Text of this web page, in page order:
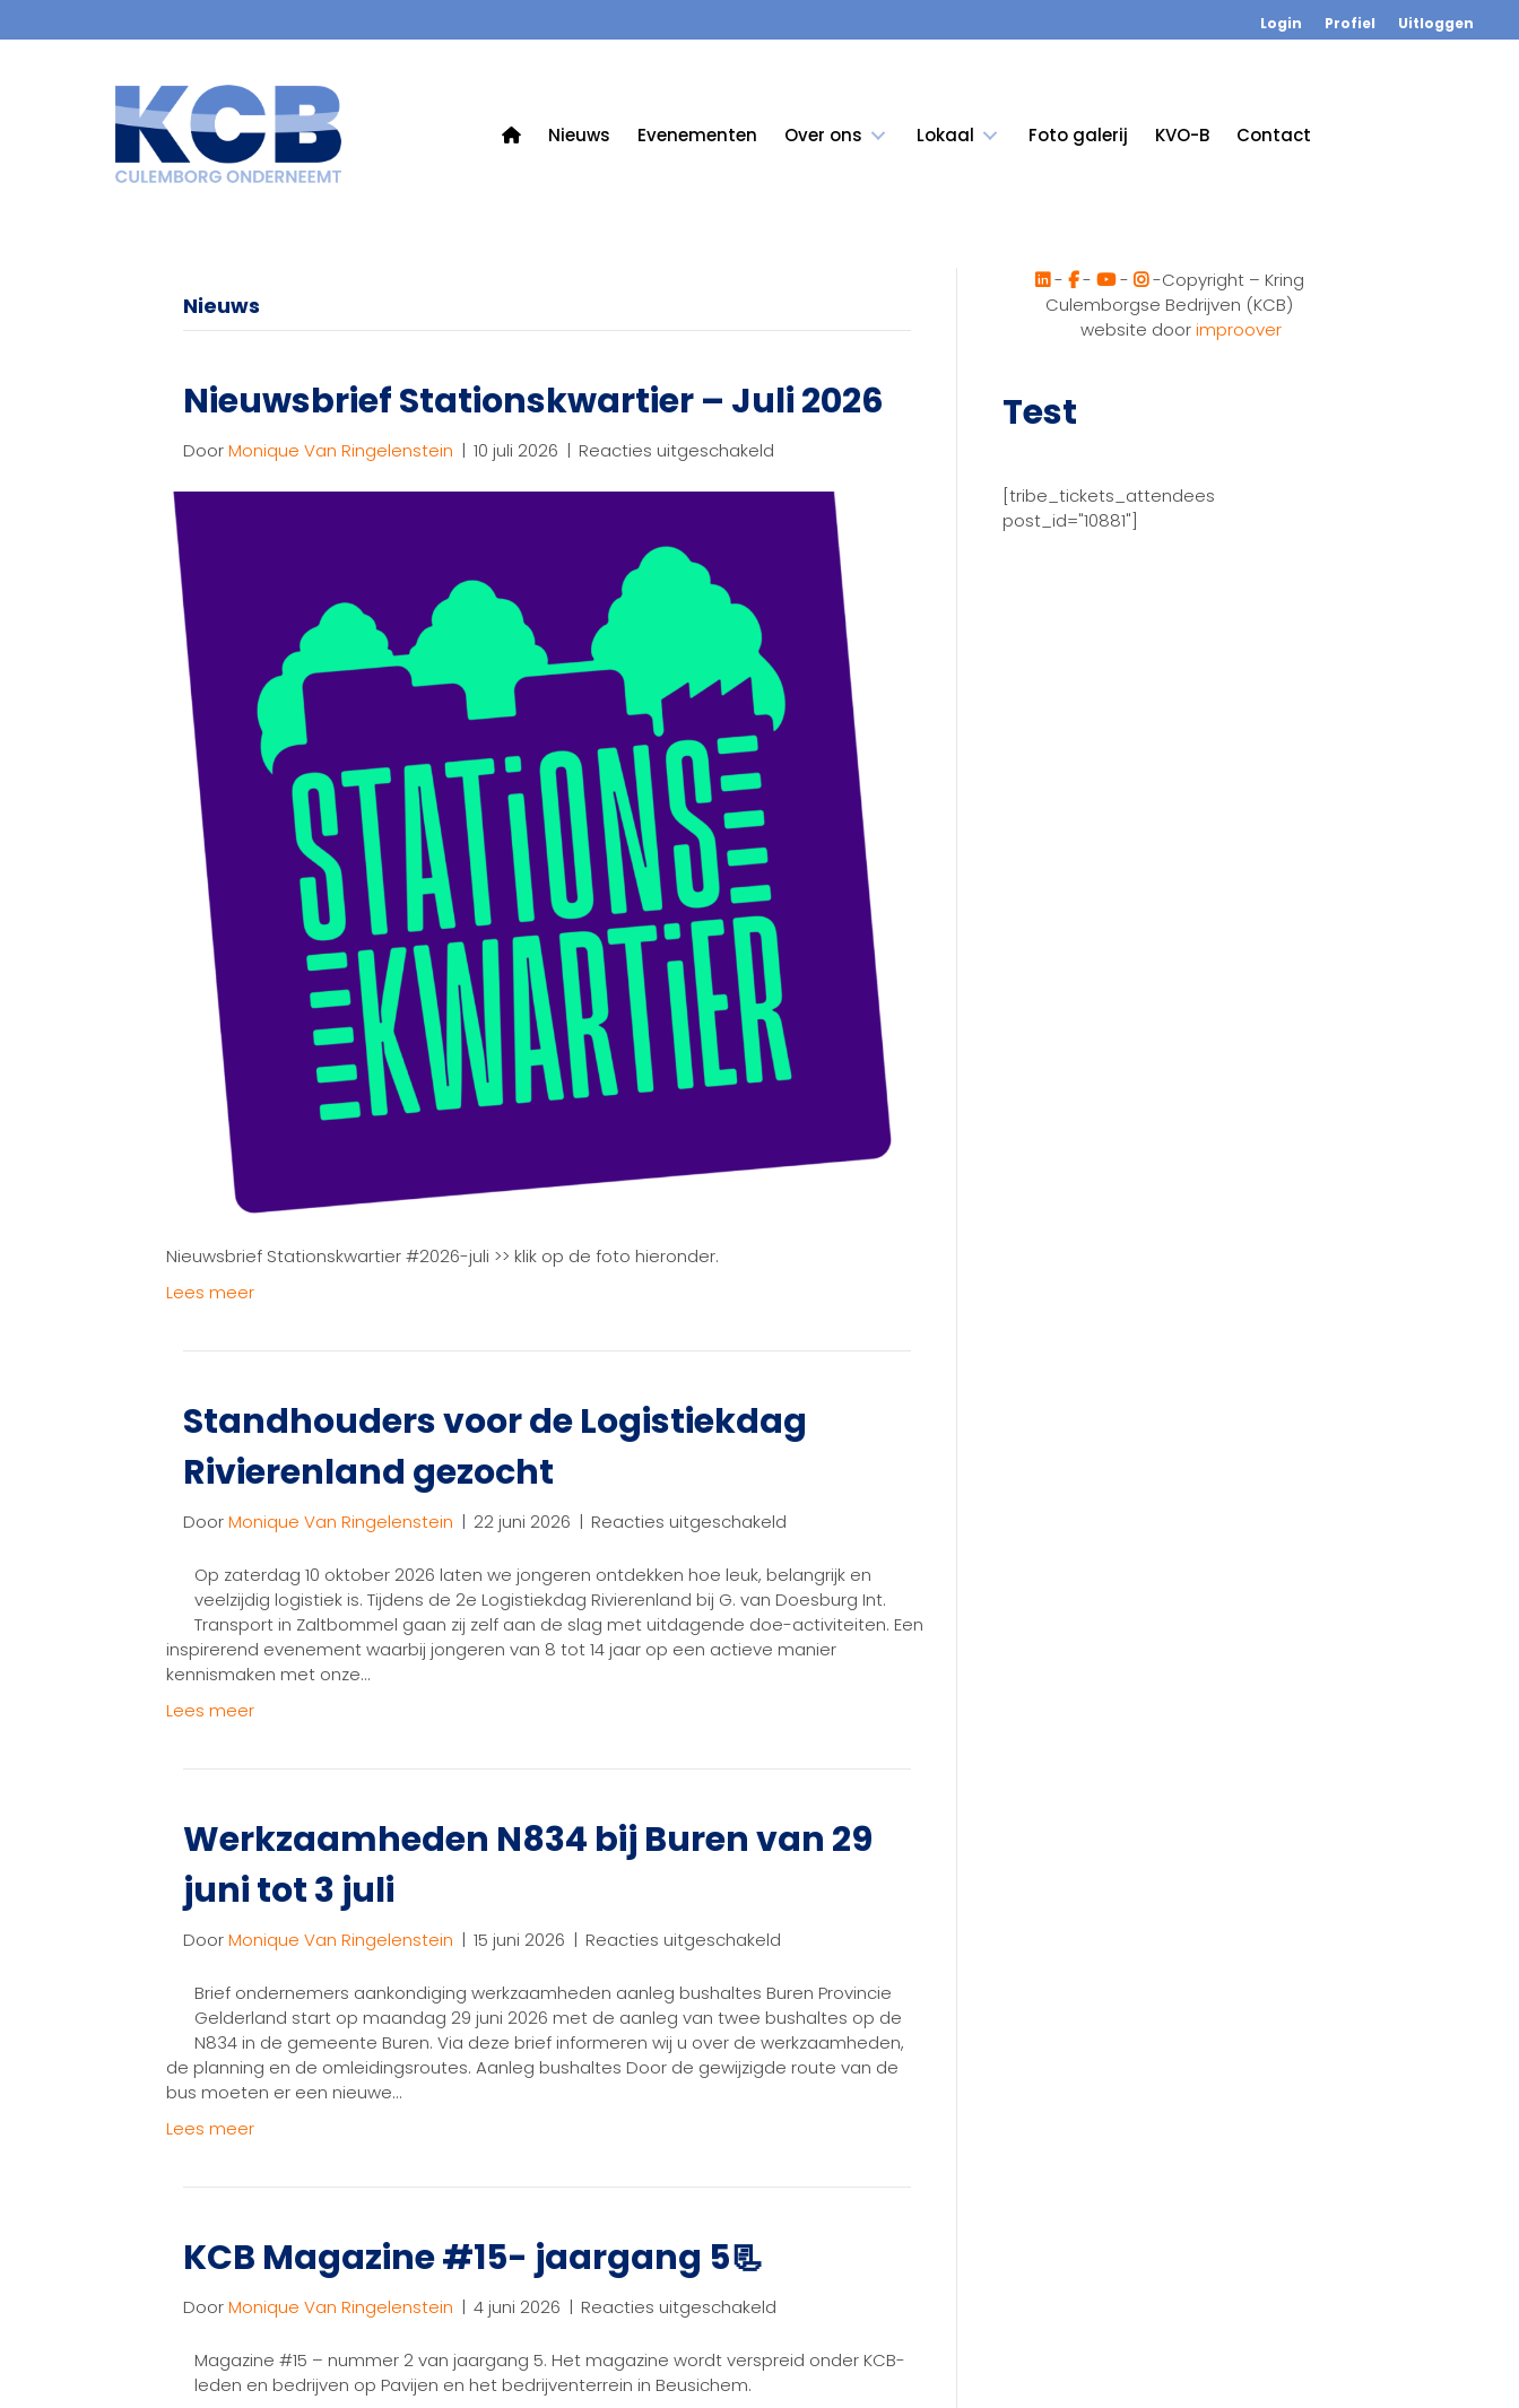
Login Profiel Uitloggen
Nieuws Evenementen Over ons Lokaal Foto galerij KVO-B Contact
Nieuws
Nieuwsbrief Stationskwartier – Juli 2026
DoorMonique Van Ringelenstein | 10 juli 2026 | Reacties uitgeschakeld
Stationskwartier
Nieuwsbrief Stationskwartier #2026-juli >> klik op de foto hieronder.
Lees meer
Standhouders voor de Logistiekdag
Rivierenland gezocht
DoorMonique Van Ringelenstein | 22 juni 2026 | Reacties uitgeschakeld
voor
de
Logistiekdag
Rivierenland
Op zaterdag 10 oktober 2026 laten we jongeren ontdekken hoe leuk, belangrijk en
veelzijdig logistiek is. Tijdens de 2e Logistiekdag Rivierenland bij G. van Doesburg Int.
Transport in Zaltbommel gaan zij zelf aan de slag met uitdagende doe-activiteiten. Een
inspirerend evenement waarbij jongeren van 8 tot 14 jaar op een actieve manier
kennismaken met onze…
Lees meer
Werkzaamheden N834 bij Buren van 29
juni tot 3 juli
DoorMonique Van Ringelenstein | 15 juni 2026 | Reacties uitgeschakeld
N834
bij
Buren
van
juli
Brief ondernemers aankondiging werkzaamheden aanleg bushaltes Buren Provincie
Gelderland start op maandag 29 juni 2026 met de aanleg van twee bushaltes op de
N834 in de gemeente Buren. Via deze brief informeren wij u over de werkzaamheden,
de planning en de omleidingsroutes. Aanleg bushaltes Door de gewijzigde route van de
bus moeten er een nieuwe…
Lees meer
KCB Magazine #15- jaargang 5📃
DoorMonique Van Ringelenstein | 4 juni 2026 | Reacties uitgeschakeld
Magazine
Magazine #15 – nummer 2 van jaargang 5. Het magazine wordt verspreid onder KCB-
leden en bedrijven op Pavijen en het bedrijventerrein in Beusichem.
- - -
-Copyright – Kring
Culemborgse Bedrijven (KCB)
website doorimproover
Test
[tribe_tickets_attendees
post_id="10881"]